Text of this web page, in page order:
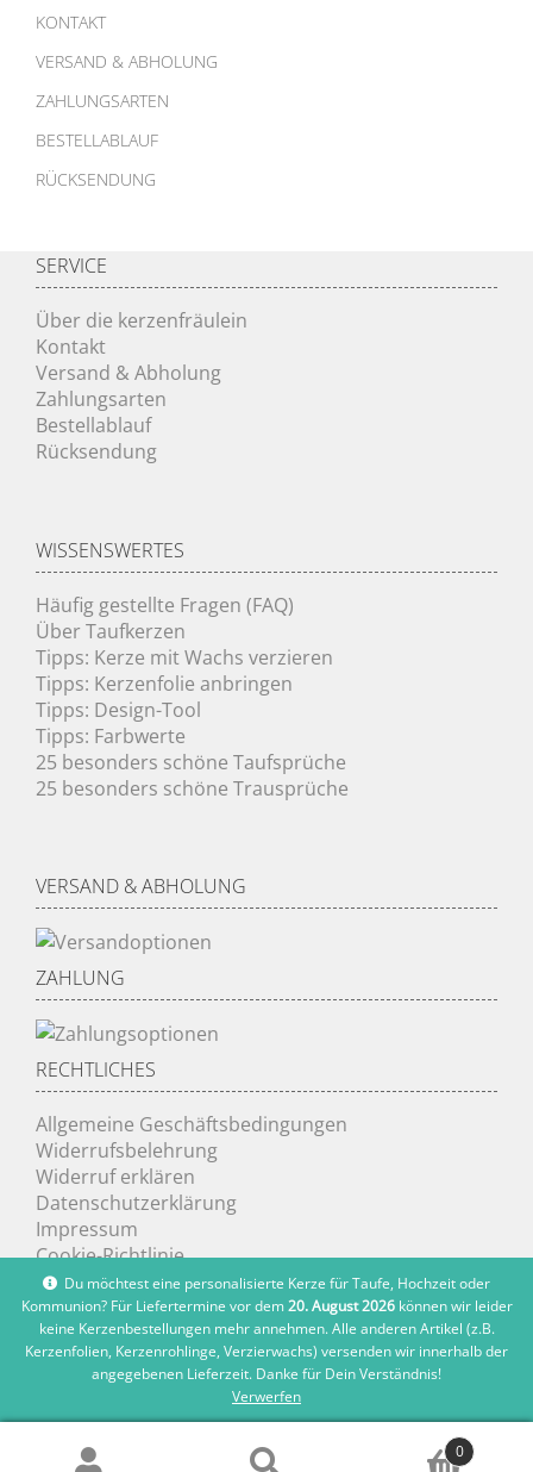
KONTAKT
VERSAND & ABHOLUNG
ZAHLUNGSARTEN
BESTELLABLAUF
RÜCKSENDUNG
SERVICE
Über die kerzenfräulein
Kontakt
Versand & Abholung
Zahlungsarten
Bestellablauf
Rücksendung
WISSENSWERTES
Häufig gestellte Fragen (FAQ)
Über Taufkerzen
Tipps: Kerze mit Wachs verzieren
Tipps: Kerzenfolie anbringen
Tipps: Design-Tool
Tipps: Farbwerte
25 besonders schöne Taufsprüche
25 besonders schöne Trausprüche
VERSAND & ABHOLUNG
ZAHLUNG
RECHTLICHES
Allgemeine Geschäftsbedingungen
Widerrufsbelehrung
Widerruf erklären
Datenschutzerklärung
Impressum
Cookie-Richtlinie
© kerzenfräulein 2026
0
Du möchtest eine personalisierte Kerze für Taufe, Hochzeit oder
Kommunion? Für Liefertermine vor dem20. August 2026können wir leider
keine Kerzenbestellungen mehr annehmen. Alle anderen Artikel (z.B.
Kerzenfolien, Kerzenrohlinge, Verzierwachs) versenden wir innerhalb der
angegebenen Lieferzeit. Danke für Dein Verständnis!
Verwerfen